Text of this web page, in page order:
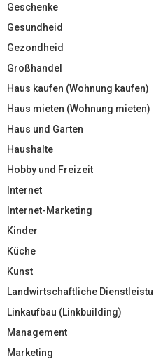
Geschenke
Gesundheid
Gezondheid
Großhandel
Haus kaufen (Wohnung kaufen)
Haus mieten (Wohnung mieten)
Haus und Garten
Haushalte
Hobby und Freizeit
Internet
Internet-Marketing
Kinder
Küche
Kunst
Landwirtschaftliche
Linkaufbau (Linkbuilding)
Management
Marketing